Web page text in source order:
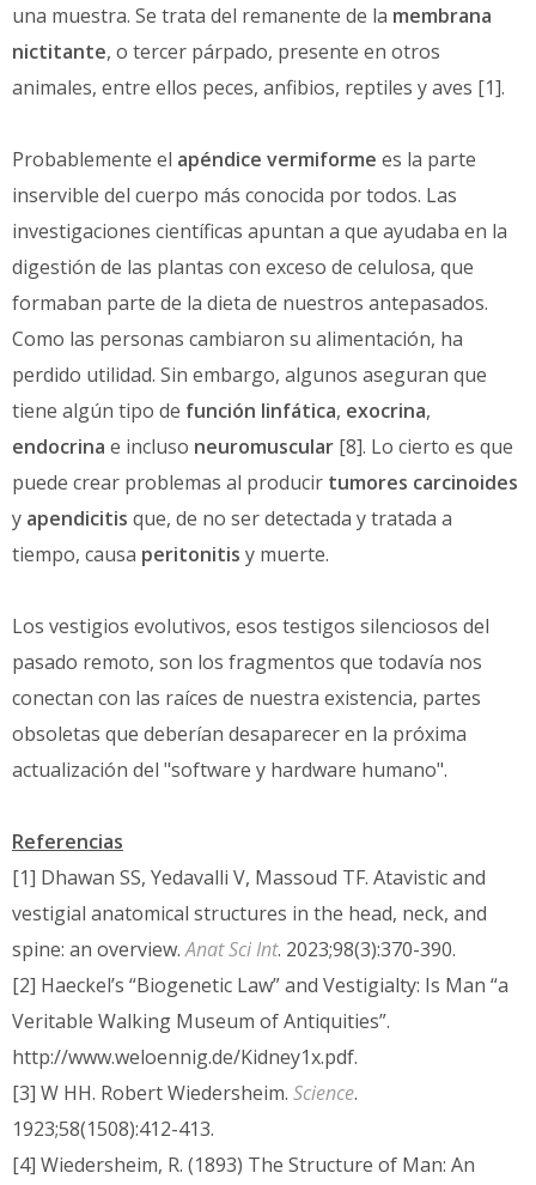
una muestra. Se trata del remanente de la membrana
nictitante, o tercer párpado, presente en otros
animales, entre ellos peces, anfibios, reptiles y aves [1].
Probablemente el apéndice vermiforme es la parte
inservible del cuerpo más conocida por todos. Las
investigaciones científicas apuntan a que ayudaba en la
digestión de las plantas con exceso de celulosa, que
formaban parte de la dieta de nuestros antepasados.
Como las personas cambiaron su alimentación, ha
perdido utilidad. Sin embargo, algunos aseguran que
tiene algún tipo de función linfática, exocrina,
endocrina e incluso neuromuscular [8]. Lo cierto es que
puede crear problemas al producir tumores carcinoides
y apendicitis que, de no ser detectada y tratada a
tiempo, causa peritonitis y muerte.
Los vestigios evolutivos, esos testigos silenciosos del
pasado remoto, son los fragmentos que todavía nos
conectan con las raíces de nuestra existencia, partes
obsoletas que deberían desaparecer en la próxima
actualización del "software y hardware humano".
Referencias
[1] Dhawan SS, Yedavalli V, Massoud TF. Atavistic and
vestigial anatomical structures in the head, neck, and
spine: an overview.Anat Sci Int. 2023;98(3):370-390.
[2] Haeckel’s “Biogenetic Law” and Vestigialty: Is Man “a
Veritable Walking Museum of Antiquities”.
http://www.weloennig.de/Kidney1x.pdf.
[3] W HH. Robert Wiedersheim. Science.
1923;58(1508):412-413.
[4] Wiedersheim, R. (1893) The Structure of Man: An